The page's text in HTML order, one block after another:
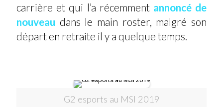
carrière et qui l’a récemment annoncé de
nouveau dans le main roster, malgré son
départ en retraite il y a quelque temps.
G2 esports au MSI 2019